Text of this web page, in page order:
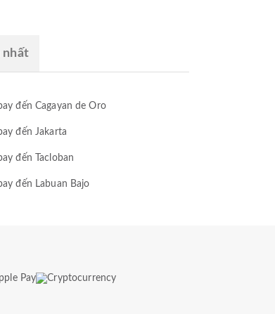
nhất
đến Cagayan de Oro
đến Jakarta
đến Tacloban
đến Labuan Bajo